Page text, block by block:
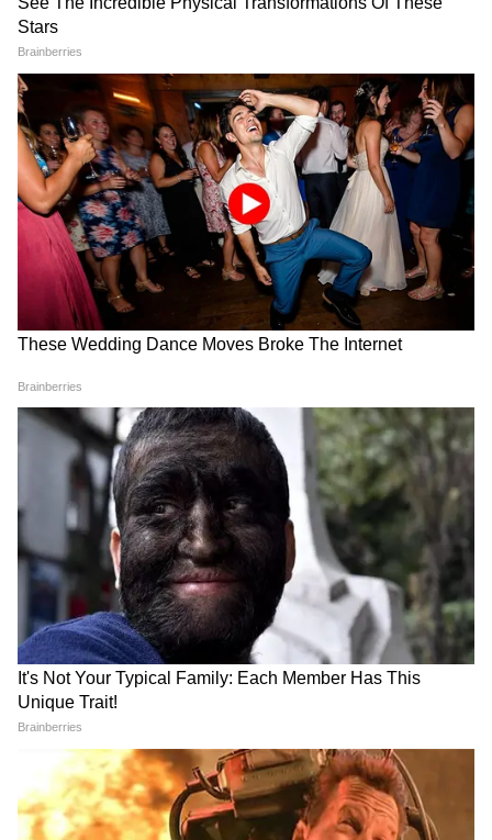
CJP के अंदर हो गई कलह, Abhijeet Dipke
के ही खिलाफ हो गए कई लोग!